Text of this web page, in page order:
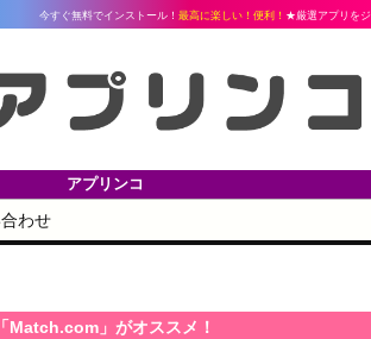
ぐ無料でインストール！最高に楽しい！便利！ ★厳選アプリをジャンル別に
アプリンコ
わせ
Match.com」がオススメ！